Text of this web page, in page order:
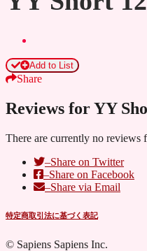
Add to List
Share
Reviews for YY
There are currently no reviews
–Share on Twitter
–Share on Facebook
–Share via Email
特定商取引法に基づく表記
© Sapiens Sapiens Inc.